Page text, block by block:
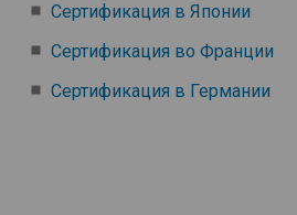
Сертификация в Японии
Сертификация во Франции
Сертификация в Германии